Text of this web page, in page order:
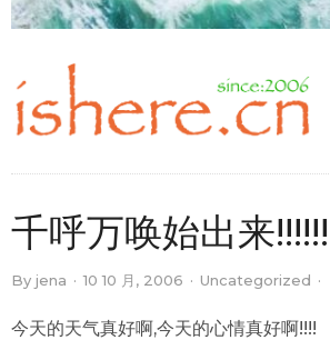
千呼万唤始出来!!!!!!
By jena · 10 10 月, 2006 · Uncategorized ·
今天的天气真好啊,今天的心情真好啊!!!!